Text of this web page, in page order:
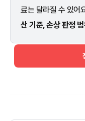
료는 달라질 수 있어
산 기준, 손상 판정 범